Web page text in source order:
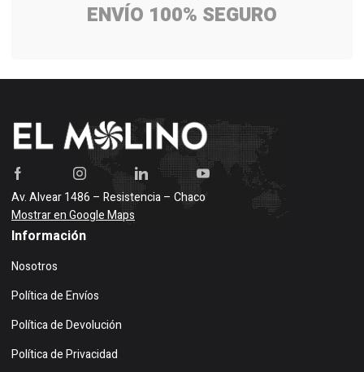
ENVÍO 100% SEGURO
Av. Alvear 1486 – Resistencia – Chaco
Mostrar en Google Maps
Información
Nosotros
Política de Envíos
Política de Devolución
Política de Privacidad